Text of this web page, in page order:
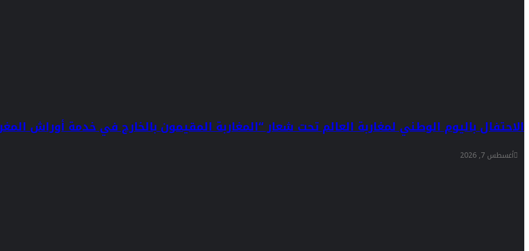
الاحتفال باليوم الوطني لمغاربة العالم تحت شعار “المغاربة المقيمون بالخارج في خدمة أوراش المغرب
أغسطس 7, 2026